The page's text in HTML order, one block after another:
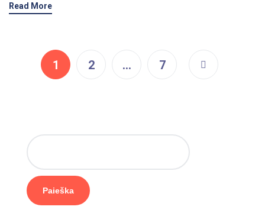
Read More
1 2 … 7
Paieška